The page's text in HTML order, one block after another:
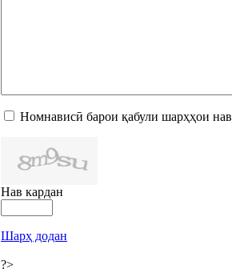
Номнависӣ барои қабули шарҳҳои нав
Нав кардан
Шарҳ додан
?>